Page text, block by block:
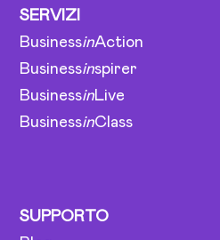
SERVIZI
BusinessinAction
Businessinspirer
BusinessinLive
BusinessinClass
SUPPORTO